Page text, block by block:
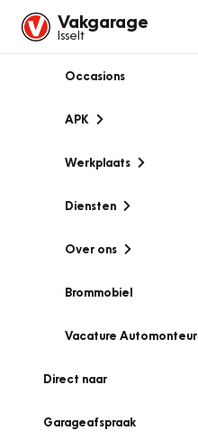
Vakgarage
Isselt
Occasions
APK
Werkplaats
Diensten
Over ons
Brommobiel
Vacature Automonteur
Direct naar
Garageafspraak